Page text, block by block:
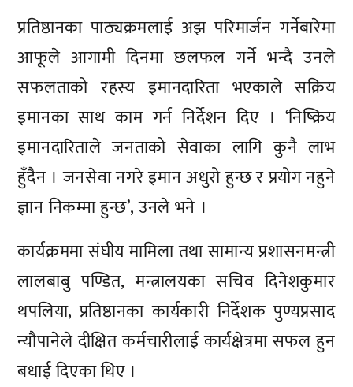
प्रतिष्ठानका पाठ्यक्रमलाई अझ परिमार्जन गर्नेबारेमा
आफूले आगामी दिनमा छलफल गर्ने भन्दै उनले
सफलताको रहस्य इमानदारिता भएकाले सक्रिय
इमानका साथ काम गर्न निर्देशन दिए । ‘निष्क्रिय
इमानदारिताले जनताको सेवाका लागि कुनै लाभ
हुँदैन । जनसेवा नगरे इमान अधुरो हुन्छ र प्रयोग नहुने
ज्ञान निकम्मा हुन्छ’, उनले भने ।
कार्यक्रममा संघीय मामिला तथा सामान्य प्रशासनमन्त्री
लालबाबु पण्डित, मन्त्रालयका सचिव दिनेशकुमार
थपलिया, प्रतिष्ठानका कार्यकारी निर्देशक पुण्यप्रसाद
न्यौपानेले दीक्षित कर्मचारीलाई कार्यक्षेत्रमा सफल हुन
बधाई दिएका थिए ।